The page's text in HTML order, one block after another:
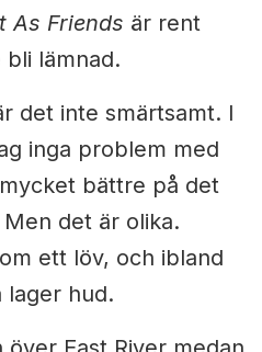
As Friends är rent
lämnad.
det inte smärtsamt. I
inga problem med
bättre på det
det är olika.
ett löv, och ibland
lager hud.